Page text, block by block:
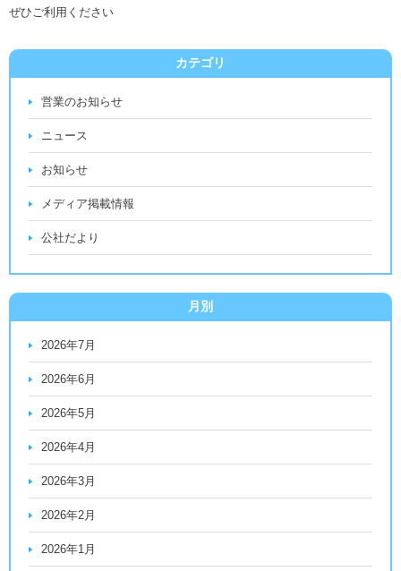
ぜひご利用ください
カテゴリ
営業のお知らせ
ニュース
お知らせ
メディア掲載情報
公社だより
月別
2026年7月
2026年6月
2026年5月
2026年4月
2026年3月
2026年2月
2026年1月